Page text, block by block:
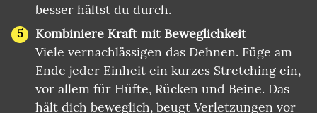
besser hältst du durch.
Kombiniere Kraft mit Beweglichkeit
Viele vernachlässigen das Dehnen. Füge am
Ende jeder Einheit ein kurzes Stretching ein,
vor allem für Hüfte, Rücken und Beine. Das
hält dich beweglich, beugt Verletzungen vor